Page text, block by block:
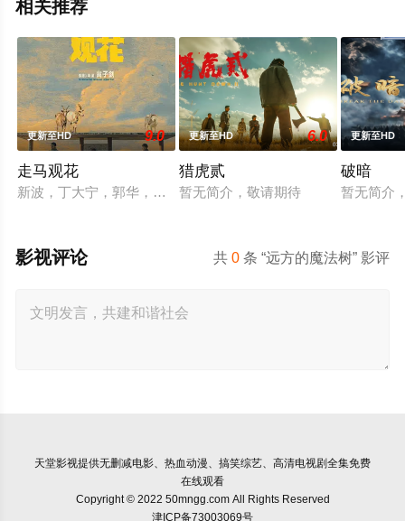
相关推荐
更新至HD 9.0
走马观花
新波，丁大宁，郭华，程一木他们毕业于同一所大学。他们和
更新至HD 6.0
猎虎贰
暂无简介，敬请期待
更新至HD
破暗
暂无简介
共0 条 “远方的魔法树” 影评
影视评论
天堂影视提供无删减电影、热血动漫、搞笑综艺、高清电视剧全集免费
在线观看
Copyright © 2022 50mngg.com All Rights Reserved
津ICP备73003069号